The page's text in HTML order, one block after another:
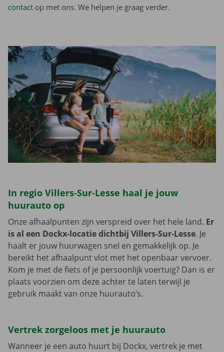
contact op met ons. We helpen je graag verder.
In regio Villers-Sur-Lesse haal je jouw
huurauto op
Onze afhaalpunten zijn verspreid over het hele land. Er
is al een Dockx-locatie dichtbij Villers-Sur-Lesse. Je
haalt er jouw huurwagen snel en gemakkelijk op. Je
bereikt het afhaalpunt vlot met het openbaar vervoer.
Kom je met de fiets of je persoonlijk voertuig? Dan is er
plaats voorzien om deze achter te laten terwijl je
gebruik maakt van onze huurauto’s.
Vertrek zorgeloos met je huurauto
Wanneer je een auto huurt bij Dockx, vertrek je met